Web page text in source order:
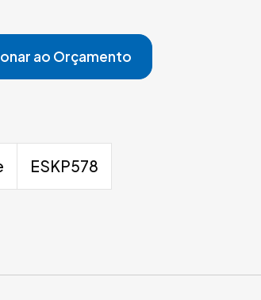
ao Orçamento
ESKP578